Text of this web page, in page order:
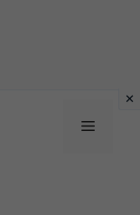
Menu